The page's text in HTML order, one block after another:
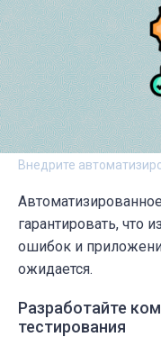
Внедрите
гарантировать,
ошибок и
ожидается.
Разработайте
тестирования